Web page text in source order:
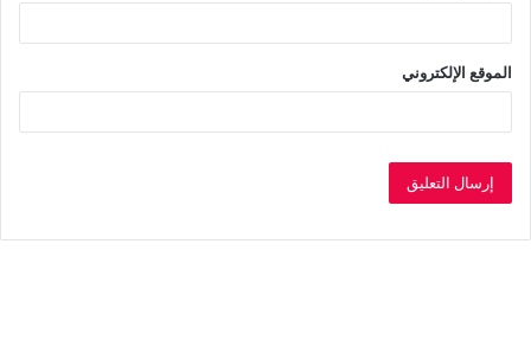
الموقع الإلكتروني